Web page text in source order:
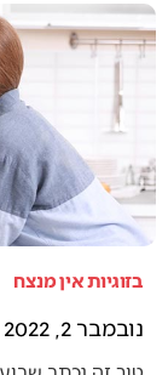
בזוגיות אין מנצח
נובמבר 2, 2022